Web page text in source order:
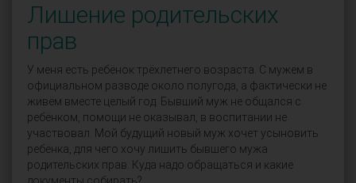
Лишение родительских
прав
У меня есть ребёнок трёхлетнего возраста. С мужем в
официальном разводе около полугода, а фактически не
живём вместе целый год. Бывший муж не общался с
ребёнком, помощи не оказывал, в воспитании не
участвовал. Мой будущий новый муж хочет усыновить
ребёнка, для чего хочу лишить бывшего мужа
родительских прав. Куда надо обращаться и какие